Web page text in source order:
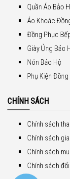
Quần Áo Bảo
Áo Khoác
Đồng Phục
Giày Ủng Bảo
Nón Bảo Hộ
Phụ Kiện
CHÍNH SÁCH
Chính sách
Chính sách
Chính sách
Chính sách